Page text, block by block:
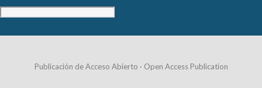
Publicación de Acceso Abierto · Open Access Publication